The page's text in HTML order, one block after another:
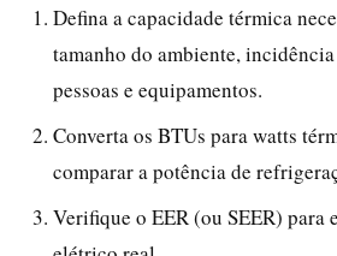
Defina a capacidade térmica
tamanho do ambiente,
pessoas e equipamentos.
Converta os BTUs para watts
comparar a potência de
Verifique o EER (ou SEER) para